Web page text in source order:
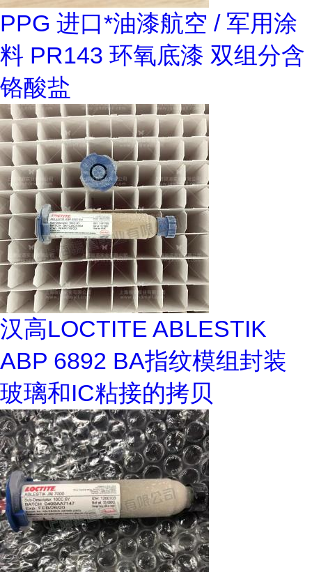
PPG 进口*油漆航空 / 军用涂
料 PR143 环氧底漆 双组分含
铬酸盐
汉高LOCTITE ABLESTIK
ABP 6892 BA指纹模组封装
玻璃和IC粘接的拷贝